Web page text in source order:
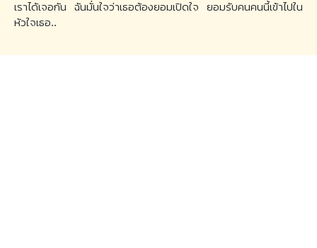
เราได้เจอกัน ฉันมั่นใจว่าเธอต้องยอมเปิดใจ ยอมรับคนคนนี้เข้าไปใน
หัวใจเธอ..